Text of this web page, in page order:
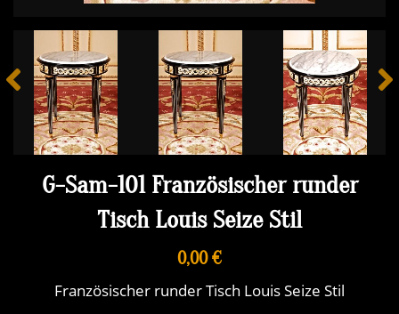
G-Sam-101 Französischer runder
Tisch Louis Seize Stil
0,00 €
Französischer runder Tisch Louis Seize Stil